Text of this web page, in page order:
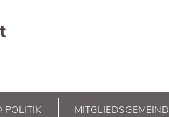
POLITIK